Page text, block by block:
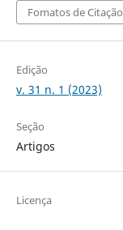
Fomatos de Citação
Edição
v. 31 n. 1 (2023)
Seção
Artigos
Licença